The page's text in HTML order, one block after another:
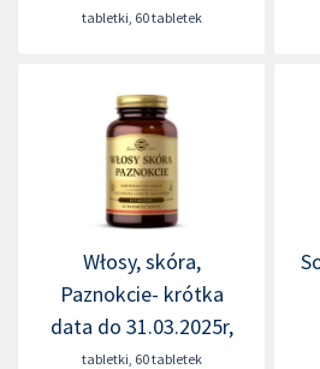
tabletki, 60 tabletek
Włosy, skóra,
Paznokcie- krótka
data do 31.03.2025r,
tabletki, 60 tabletek